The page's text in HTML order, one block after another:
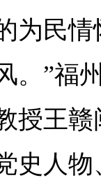
为民
。”福
授王
史人